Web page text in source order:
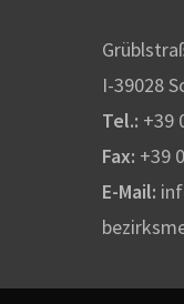
I-39028
Tel.: +39
Fax: +39
E-Mail: